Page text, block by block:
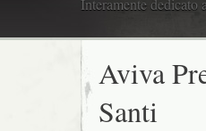
Interamente dedicato
Aviva
Santi